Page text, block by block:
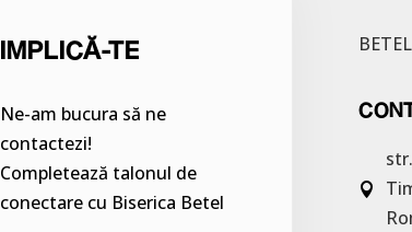
IMPLICĂ-TE
Ne-am bucura să ne
contactezi!
Completează talonul de
conectare cu Biserica Betel
BETEL
